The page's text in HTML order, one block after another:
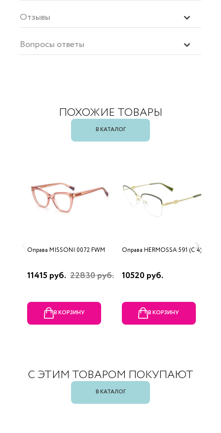
Отзывы
Вопросы ответы
ПОХОЖИЕ ТОВАРЫ
В КАТАЛОГ
Оправа MISSONI 0072 FWM
11415 руб. 22830 руб.
В КОРЗИНУ
Оправа HERMOSSA 591 (C 4)
10520 руб.
В КОРЗИНУ
С ЭТИМ ТОВАРОМ ПОКУПАЮТ
В КАТАЛОГ